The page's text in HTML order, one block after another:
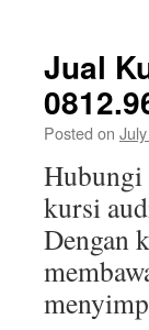
Jual
Posted on
Hubungi
kursi
Dengan